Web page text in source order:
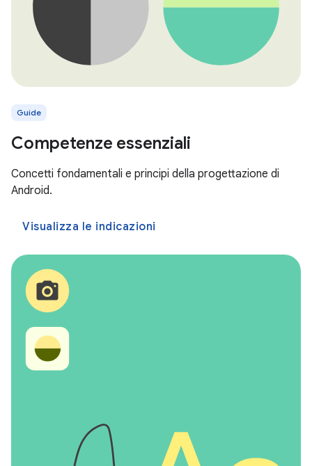
Guide
Competenze essenziali
Concetti fondamentali e principi della progettazione di
Android.
Visualizza le indicazioni